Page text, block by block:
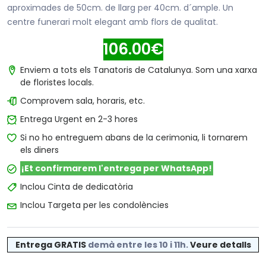
aproximades de 50cm. de llarg per 40cm. d´ample. Un
centre funerari molt elegant amb flors de qualitat.
106.00€
Enviem a tots els Tanatoris de Catalunya. Som una xarxa
de floristes locals.
Comprovem sala, horaris, etc.
Entrega Urgent en 2-3 hores
Si no ho entreguem abans de la cerimonia, li tornarem
els diners
¡Et confirmarem l'entrega per WhatsApp!
Inclou Cinta de dedicatòria
Inclou Targeta per les condolències
Entrega GRATIS demà entre les 10 i 11h.Veure detalls